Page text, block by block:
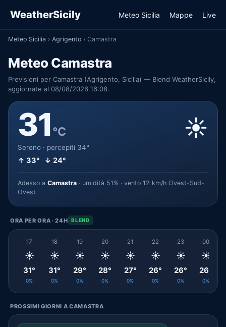
WeatherSicily Meteo Sicilia Mappe Live
Meteo Sicilia › Agrigento › Camastra
Meteo Camastra
Previsioni per Camastra (Agrigento, Sicilia) — Blend WeatherSicily,
aggiornate al 08/08/2026 16:08.
31°C
Sereno · percepiti 34°
↑ 33° ↓ 24°
☀️
Adesso a Camastra · umidità 51% · vento 12 km/h Ovest-Sud-
Ovest
ORA PER ORA · 24H BLEND
17
☀️
31°
0%
18
☀️
31°
0%
19
☀️
29°
0%
20
☀️
28°
0%
21
☀️
27°
0%
22
☀️
26°
0%
23
☀️
26°
0%
00
☀️
26°
0%
PROSSIMI GIORNI A CAMASTRA